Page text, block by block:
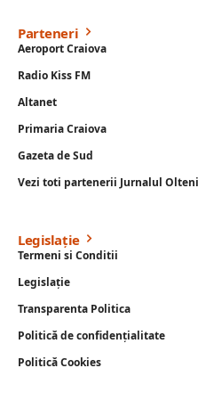
Parteneri
Aeroport Craiova
Radio Kiss FM
Altanet
Primaria Craiova
Gazeta de Sud
Vezi toti partenerii Jurnalul
Legislație
Termeni si Conditii
Legislație
Transparenta Politica
Politică de confidențialitate
Politică Cookies